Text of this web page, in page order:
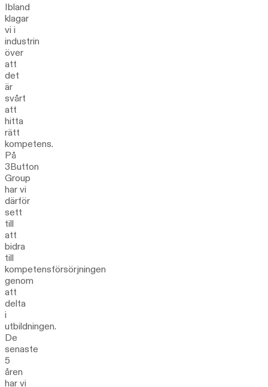
Ibland
klagar
vi i
industrin
över
att
det
är
svårt
att
hitta
rätt
kompetens.
På
3Button
Group
har vi
därför
sett
till
att
bidra
till
kompetensförsörjningen
genom
att
delta
i
utbildningen.
De
senaste
5
åren
har vi